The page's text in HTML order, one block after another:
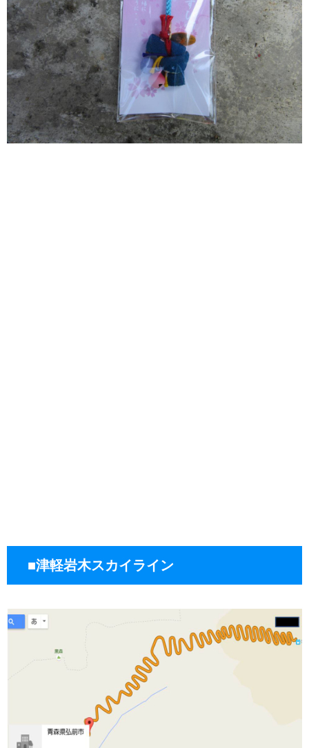
■津軽岩木スカイライン